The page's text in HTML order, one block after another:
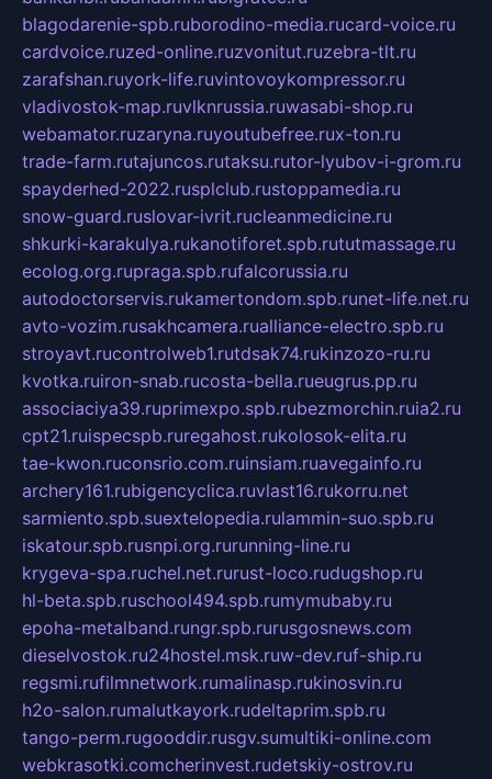
blagodarenie-spb.ruborodino-media.rucard-voice.ru
cardvoice.ruzed-online.ruzvonitut.ruzebra-tlt.ru
zarafshan.ruyork-life.ruvintovoykompressor.ru
vladivostok-map.ruvlknrussia.ruwasabi-shop.ru
webamator.ruzaryna.ruyoutubefree.rux-ton.ru
trade-farm.rutajuncos.rutaksu.rutor-lyubov-i-grom.ru
spayderhed-2022.rusplclub.rustoppamedia.ru
snow-guard.ruslovar-ivrit.rucleanmedicine.ru
shkurki-karakulya.rukanotiforet.spb.rututmassage.ru
ecolog.org.rupraga.spb.rufalcorussia.ru
autodoctorservis.rukamertondom.spb.runet-life.net.ru
avto-vozim.rusakhcamera.rualliance-electro.spb.ru
stroyavt.rucontrolweb1.rutdsak74.rukinzozo-ru.ru
kvotka.ruiron-snab.rucosta-bella.rueugrus.pp.ru
associaciya39.ruprimexpo.spb.rubezmorchin.ruia2.ru
cpt21.ruispecspb.ruregahost.rukolosok-elita.ru
tae-kwon.ruconsrio.com.ruinsiam.ruavegainfo.ru
archery161.rubigencyclica.ruvlast16.rukorru.net
sarmiento.spb.suextelopedia.rulammin-suo.spb.ru
iskatour.spb.rusnpi.org.rurunning-line.ru
krygeva-spa.ruchel.net.rurust-loco.rudugshop.ru
hl-beta.spb.ruschool494.spb.rumymubaby.ru
epoha-metalband.rungr.spb.rurusgosnews.com
dieselvostok.ru24hostel.msk.ruw-dev.ruf-ship.ru
regsmi.rufilmnetwork.rumalinasp.rukinosvin.ru
h2o-salon.rumalutkayork.rudeltaprim.spb.ru
tango-perm.rugooddir.rusgv.sumultiki-online.com
webkrasotki.comcherinvest.rudetskiy-ostrov.ru